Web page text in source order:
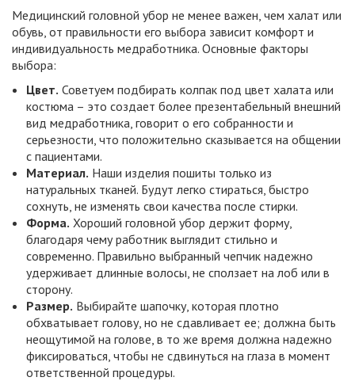
Медицинский головной убор не менее важен, чем халат или
обувь, от правильности его выбора зависит комфорт и
индивидуальность медработника. Основные факторы
выбора:
Цвет. Советуем подбирать колпак под цвет халата или
костюма – это создает более презентабельный внешний
вид медработника, говорит о его собранности и
серьезности, что положительно сказывается на общении
с пациентами.
Материал. Наши изделия пошиты только из
натуральных тканей. Будут легко стираться, быстро
сохнуть, не изменять свои качества после стирки.
Форма. Хороший головной убор держит форму,
благодаря чему работник выглядит стильно и
современно. Правильно выбранный чепчик надежно
удерживает длинные волосы, не сползает на лоб или в
сторону.
Размер. Выбирайте шапочку, которая плотно
обхватывает голову, но не сдавливает ее; должна быть
неощутимой на голове, в то же время должна надежно
фиксироваться, чтобы не сдвинуться на глаза в момент
ответственной процедуры.